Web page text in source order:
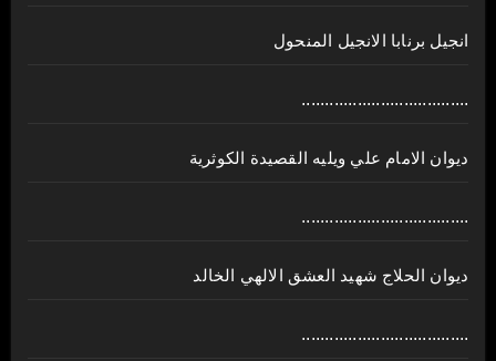
انجيل برنابا الانجيل المنحول
....................................
ديوان الامام علي ويليه القصيدة الكوثرية
....................................
ديوان الحلاج شهيد العشق الالهي الخالد
....................................